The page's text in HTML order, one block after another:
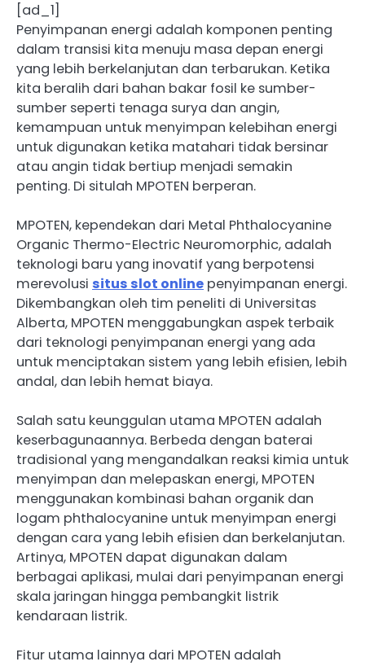
[ad_1]
Penyimpanan energi adalah komponen penting
dalam transisi kita menuju masa depan energi
yang lebih berkelanjutan dan terbarukan. Ketika
kita beralih dari bahan bakar fosil ke sumber-
sumber seperti tenaga surya dan angin,
kemampuan untuk menyimpan kelebihan energi
untuk digunakan ketika matahari tidak bersinar
atau angin tidak bertiup menjadi semakin
penting. Di situlah MPOTEN berperan.
MPOTEN, kependekan dari Metal Phthalocyanine
Organic Thermo-Electric Neuromorphic, adalah
teknologi baru yang inovatif yang berpotensi
merevolusi situs slot online penyimpanan energi.
Dikembangkan oleh tim peneliti di Universitas
Alberta, MPOTEN menggabungkan aspek terbaik
dari teknologi penyimpanan energi yang ada
untuk menciptakan sistem yang lebih efisien, lebih
andal, dan lebih hemat biaya.
Salah satu keunggulan utama MPOTEN adalah
keserbagunaannya. Berbeda dengan baterai
tradisional yang mengandalkan reaksi kimia untuk
menyimpan dan melepaskan energi, MPOTEN
menggunakan kombinasi bahan organik dan
logam phthalocyanine untuk menyimpan energi
dengan cara yang lebih efisien dan berkelanjutan.
Artinya, MPOTEN dapat digunakan dalam
berbagai aplikasi, mulai dari penyimpanan energi
skala jaringan hingga pembangkit listrik
kendaraan listrik.
Fitur utama lainnya dari MPOTEN adalah